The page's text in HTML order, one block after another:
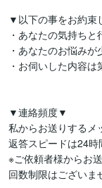
▼以下の事をお約束
・あなたの気持ちと
・あなたのお悩みが
・お伺いした内容は
▼連絡頻度▼
私からお送りするメ
返答スピードは24
※ご依頼者様からお
回数制限はございま